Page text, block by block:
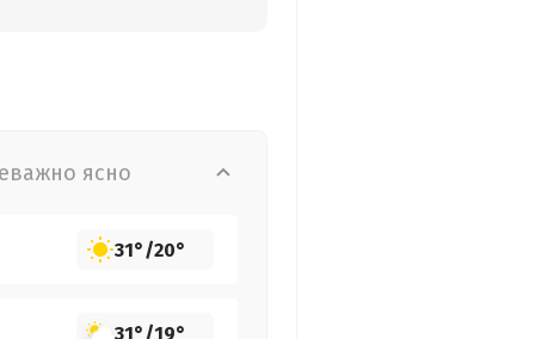
ясно
31°/20°
31°/19°